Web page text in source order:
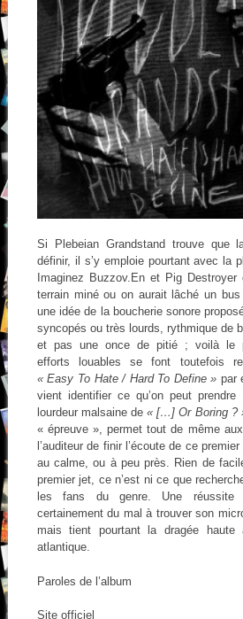
Si Plebeian Grandstand trouve que
définir, il s’y emploie pourtant avec la
Imaginez Buzzov.En et Pig Destroyer
terrain miné ou on aurait lâché un bus
une idée de la boucherie sonore
syncopés ou très lourds, rythmique de
et pas une once de pitié ; voilà le
efforts louables se font toutefois
« Easy To Hate / Hard To Define » par
vient identifier ce qu’on peut
lourdeur malsaine de« […] Or Boring ?
« épreuve », permet tout de même
l’auditeur de finir l’écoute de ce
au calme, ou à peu près. Rien de
premier jet, ce n’est ni ce que
les fans du genre. Une
certainement du mal à trouver son
mais tient pourtant la dragée haute
atlantique.
Paroles de l’album
Site officiel